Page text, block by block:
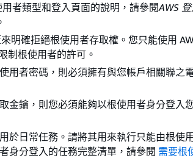
者類型和登入頁面的說明，請參閱AWS
明確拒絕根使用者存取權。您只能使用
制根使用者的許可。
用者密碼，則必須擁有與您帳戶相關聯之
金鑰，則您必須能夠以根使用者身分登入
於日常任務。請將其用來執行只能由根使
身分登入的任務完整清單，請參閱 需要根